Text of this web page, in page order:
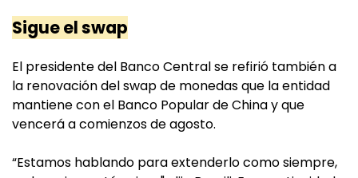
Sigue el swap
El presidente del Banco Central se refirió también a
la renovación del swap de monedas que la entidad
mantiene con el Banco Popular de China y que
vencerá a comienzos de agosto.
“Estamos hablando para extenderlo como siempre,